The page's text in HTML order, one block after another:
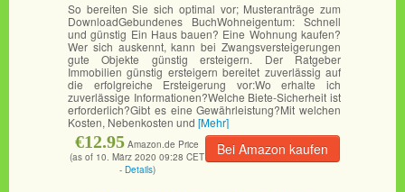
So bereiten Sie sich optimal vor; Musteranträge zum
DownloadGebundenes BuchWohneigentum: Schnell
und günstig Ein Haus bauen? Eine Wohnung kaufen?
Wer sich auskennt, kann bei Zwangsversteigerungen
gute Objekte günstig ersteigern. Der Ratgeber
Immobilien günstig ersteigern bereitet zuverlässig auf
die erfolgreiche Ersteigerung vor:Wo erhalte ich
zuverlässige Informationen?Welche Biete-Sicherheit ist
erforderlich?Gibt es eine Gewährleistung?Mit welchen
Kosten, Nebenkosten und [Mehr]
Bei Amazon kaufen
€12.95 Amazon.de Price
(as of 10. März 2020 09:28 CET
- Details)